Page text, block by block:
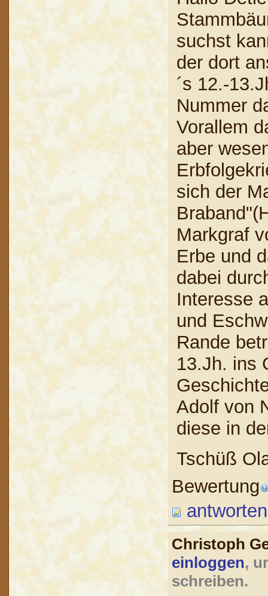
suchst
der dort
´s 12.-
Nummer
Vorallem
aber
sich der
Markgraf
Erbe und
dabei
Interesse
und
Rande
13.Jh. ins
Adolf von
diese in
Tschüß
Bewertung
antworten
Christoph
einloggen,
schreiben.